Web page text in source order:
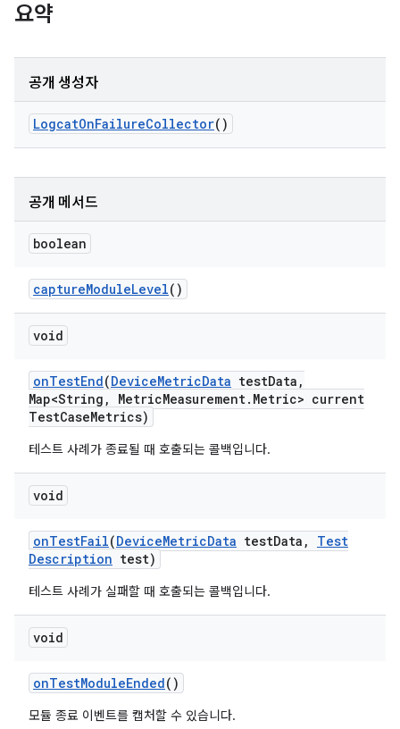
요약
공개 생성자
LogcatOnFailureCollector()
공개 메서드
boolean
captureModuleLevel()
void
onTestEnd(DeviceMetricData testData ,
Map<String , MetricMeasurement. Metric> current
TestCaseMetrics)
테스트 사례가 종료될 때 호출되는 콜백입니다.
void
onTestFail(DeviceMetricData testData ,
Test
Description test)
테스트 사례가 실패할 때 호출되는 콜백입니다.
void
onTestModuleEnded()
모듈 종료 이벤트를 캡처할 수 있습니다.